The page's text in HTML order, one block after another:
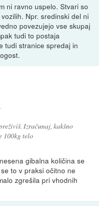
ni ravno uspelo. Stvari so
Npr. sredinski del ni
povezujejo vse skupaj
tudi to postaja
tudi stranice spredaj in
Izračunaj, kakšno
100kg telo
gibalna količina se
to v praksi očitno ne
zgrešila pri vhodnih